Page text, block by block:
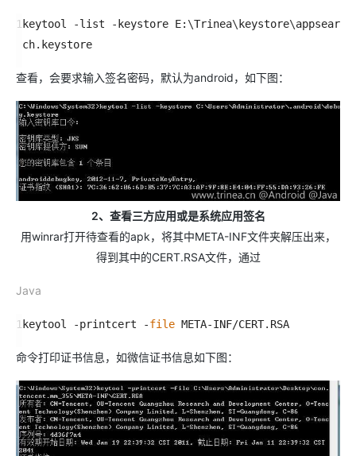
1 keytool -list - keystore E: \Trinea\ keystore\appsear
ch. keystore
查看，会要求输入签名密码，默认为android，如下图：
2、查看三方应用或是系统应用签名
用winrar打开待查看的apk，将其中META-INF文件夹解压出来，
得到其中的CERT.RSA文件，通过
Java
1 keytool -printcert -file META-INF/CERT. RSA
命令打印证书信息，如微信证书信息如下图：